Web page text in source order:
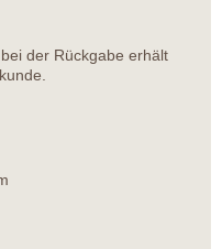
der Rückgabe erhält